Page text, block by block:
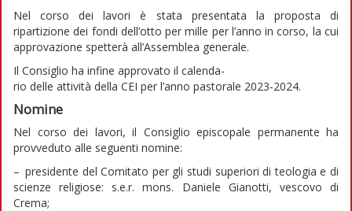
Nel corso dei lavori è stata presentata la proposta di
ripartizione dei fondi dell’otto per mille per l’anno in corso, la cui
approvazione spetterà all’Assemblea generale.
Il Consiglio ha infine approvato il calenda-
rio delle attività della CEI per l’anno pastorale 2023-2024.
Nomine
Nel corso dei lavori, il Consiglio episcopale permanente ha
provveduto alle seguenti nomine:
– presidente del Comitato per gli studi superiori di teologia e di
scienze religiose: s.e.r. mons. Daniele Gianotti, vescovo di
Crema;